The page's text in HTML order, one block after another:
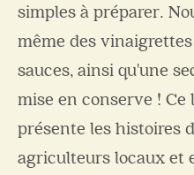
simples à préparer.
même des
sauces, ainsi qu'une
mise en conserve ! Ce
présente les histoires
agriculteurs locaux et